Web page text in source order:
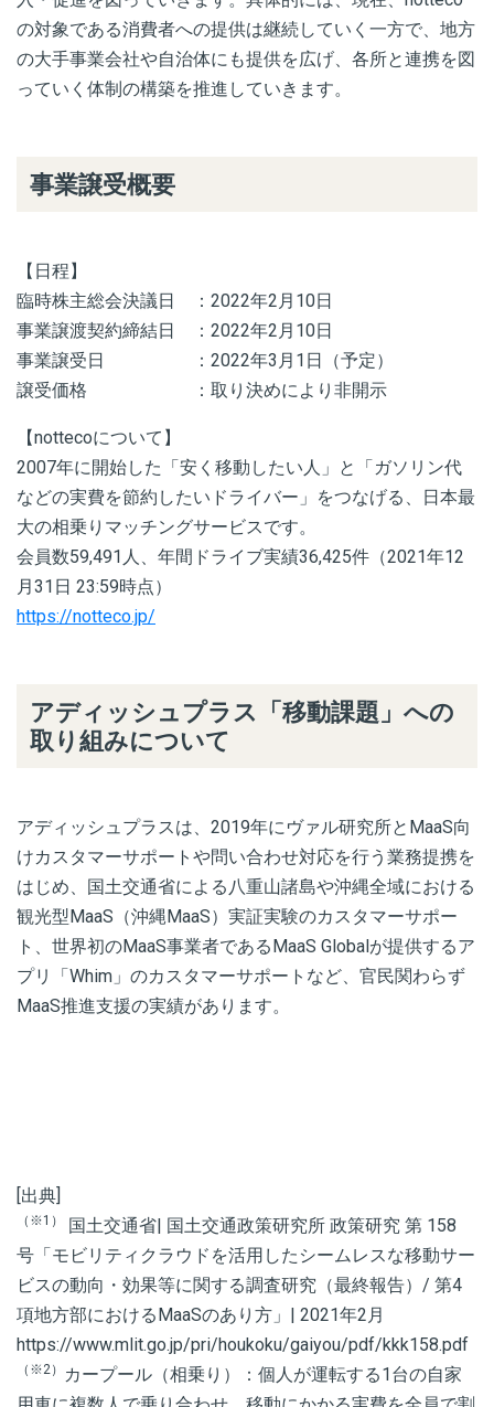
の対象である消費者への提供は継続していく一方で、地方
の大手事業会社や自治体にも提供を広げ、各所と連携を図
っていく体制の構築を推進していきます。
事業譲受概要
【日程】
臨時株主総会決議日 ：2022年2月10日
事業譲渡契約締結日 ：2022年2月10日
事業譲受日 ：2022年3月1日（予定）
譲受価格 ：取り決めにより非開示
【nottecoについて】
2007年に開始した「安く移動したい人」と「ガソリン代
などの実費を節約したいドライバー」をつなげる、日本最
大の相乗りマッチングサービスです。
会員数59,491人、年間ドライブ実績36,425件（2021年12
月31日 23:59時点）
https://notteco.jp/
アディッシュプラス「移動課題」への
取り組みについて
アディッシュプラスは、2019年にヴァル研究所とMaaS向
けカスタマーサポートや問い合わせ対応を行う業務提携を
はじめ、国土交通省による八重山諸島や沖縄全域における
観光型MaaS（沖縄MaaS）実証実験のカスタマーサポー
ト、世界初のMaaS事業者であるMaaS Globalが提供するア
プリ「Whim」のカスタマーサポートなど、官民関わらず
MaaS推進支援の実績があります。
[出典]
（※1）
国土交通省| 国土交通政策研究所 政策研究 第 158
号「モビリティクラウドを活用したシームレスな移動サー
ビスの動向・効果等に関する調査研究（最終報告）/ 第4
項地方部におけるMaaSのあり方」| 2021年2月
https://www.mlit.go.jp/pri/houkoku/gaiyou/pdf/kkk158.pdf
（※2）
カープール（相乗り）：個人が運転する1台の自家